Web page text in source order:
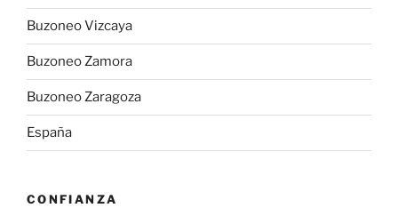
Buzoneo Vizcaya
Buzoneo Zamora
Buzoneo Zaragoza
España
CONFIANZA